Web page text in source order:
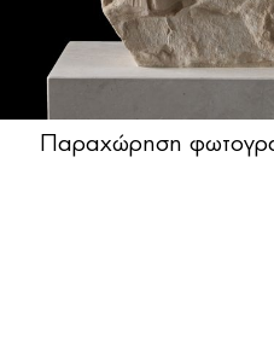
Παραχώρηση